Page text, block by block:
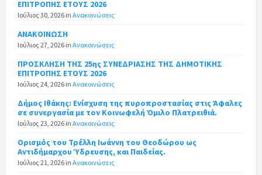
ΕΠΙΤΡΟΠΗΣ ΕΤΟΥΣ 2026
Ιούλιος 30, 2026 in Ανακοινώσεις
ΑΝΑΚΟΙΝΩΣΗ
Ιούλιος 27, 2026 in Ανακοινώσεις
ΠΡΟΣΚΛΗΣΗ ΤΗΣ 25ης ΣΥΝΕΔΡΙΑΣΗΣ ΤΗΣ ΔΗΜΟΤΙΚΗΣ
ΕΠΙΤΡΟΠΗΣ ΕΤΟΥΣ 2026
Ιούλιος 24, 2026 in Ανακοινώσεις
Δήμος Ιθάκης: Ενίσχυση της πυροπροστασίας στις Άφαλες
σε συνεργασία με τον Κοινωφελή Όμιλο Πλατρειθιά.
Ιούλιος 23, 2026 in Ανακοινώσεις
Ορισμός του Τρέλλη Ιωάννη του Θεοδώρου ως
Αντιδήμαρχου Ύδρευσης, και Παιδείας.
Ιούλιος 21, 2026 in Ανακοινώσεις